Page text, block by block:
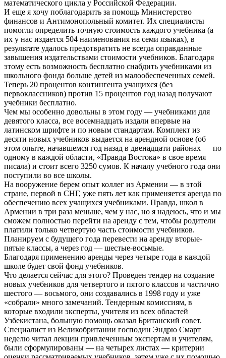
математического цикла у Российской Федерации.
И еще я хочу поблагодарить за помощь Министерство
финансов и Антимонопольный комитет. Их специалисты
помогли определить точную стоимость каждого учебника (а
их у нас издается 504 наименования на семи языках), в
результате удалось предотвратить не всегда оправданные
завышения издательствами стоимости учебников. Благодаря
этому есть возможность бесплатно снабдить учебниками из
школьного фонда больше детей из малообеспеченных семей.
Теперь 20 процентов контингента учащихся (без
первоклассников) против 15 процентов год назад получают
учебники бесплатно.
Чем мы особенно довольны в этом году — учебниками для
девятого класса, все восемнадцать издали впервые на
латинском шрифте и по новым стандартам. Комплект из
десяти новых учебников выдается на арендной основе (об
этом опыте, начавшемся год назад в двенадцати районах — по
одному в каждой области, «Правда Востока» в свое время
писала) и стоит всего 3250 сумов. К началу учебного года они
поступили во все школы.
На вооружение берем опыт коллег из Армении — в этой
стране, первой в СНГ, уже пять лет как применяется аренда по
обеспечению всех учащихся учебниками. Правда, школ в
Армении в три раза меньше, чем у нас, но я надеюсь, что и мы
сможем полностью перейти на аренду с тем, чтобы родители
платили только четвертую часть стоимости учебников.
Планируем с будущего года перевести на аренду вторые-
пятые классы, а через год — шестые-восьмые.
Благодаря применению аренды через четыре года в каждой
школе будет свой фонд учебников.
Что делается сейчас для этого? Проведен тендер на создание
новых учебников для четвертого и пятого классов и частично
шестого — восьмого, они создавались в 1998 году и уже
«собрали» много замечаний. Тендерным комиссиям, в
которые входили эксперты, учителя из всех областей
Узбекистана, большую помощь оказал Британский совет.
Специалист из Великобритании господин Эндрю Смарт
неделю читал лекции привлеченным экспертам и учителям,
были сформулированы — на четырех листах — критерии